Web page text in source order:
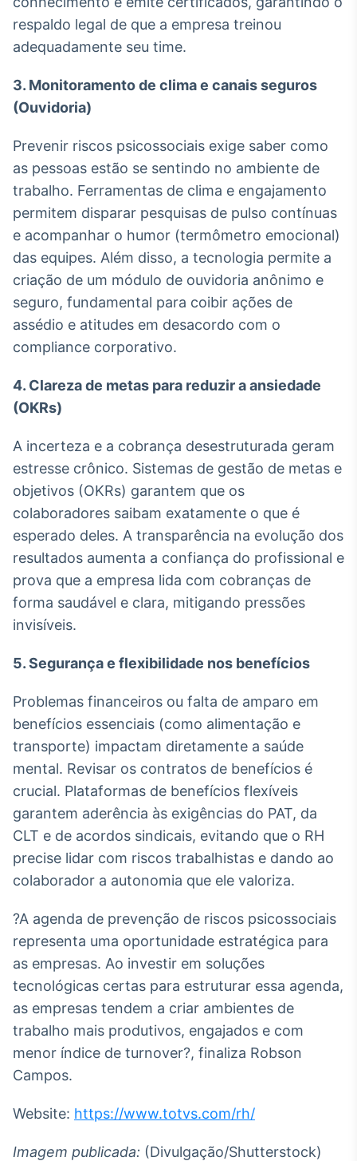
Tokenização
Crédito
Em breve
respaldo legal de que a empresa treinou
adequadamente seu time.
3. Monitoramento de clima e canais seguros
(Ouvidoria)
Prevenir riscos psicossociais exige saber como
as pessoas estão se sentindo no ambiente de
trabalho. Ferramentas de clima e engajamento
permitem disparar pesquisas de pulso contínuas
e acompanhar o humor (termômetro emocional)
das equipes. Além disso, a tecnologia permite a
criação de um módulo de ouvidoria anônimo e
seguro, fundamental para coibir ações de
assédio e atitudes em desacordo com o
compliance corporativo.
4. Clareza de metas para reduzir a ansiedade
(OKRs)
A incerteza e a cobrança desestruturada geram
estresse crônico. Sistemas de gestão de metas e
objetivos (OKRs) garantem que os
colaboradores saibam exatamente o que é
esperado deles. A transparência na evolução dos
resultados aumenta a confiança do profissional e
prova que a empresa lida com cobranças de
forma saudável e clara, mitigando pressões
invisíveis.
5. Segurança e flexibilidade nos benefícios
Problemas financeiros ou falta de amparo em
benefícios essenciais (como alimentação e
transporte) impactam diretamente a saúde
mental. Revisar os contratos de benefícios é
crucial. Plataformas de benefícios flexíveis
garantem aderência às exigências do PAT, da
CLT e de acordos sindicais, evitando que o RH
precise lidar com riscos trabalhistas e dando ao
colaborador a autonomia que ele valoriza.
?A agenda de prevenção de riscos psicossociais
representa uma oportunidade estratégica para
as empresas. Ao investir em soluções
tecnológicas certas para estruturar essa agenda,
as empresas tendem a criar ambientes de
trabalho mais produtivos, engajados e com
menor índice de turnover?, finaliza Robson
Campos.
Website: https://www.totvs.com/rh/
Imagem publicada: (Divulgação/Shutterstock)